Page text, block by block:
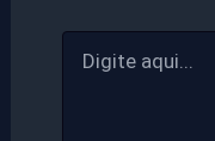
aqui...